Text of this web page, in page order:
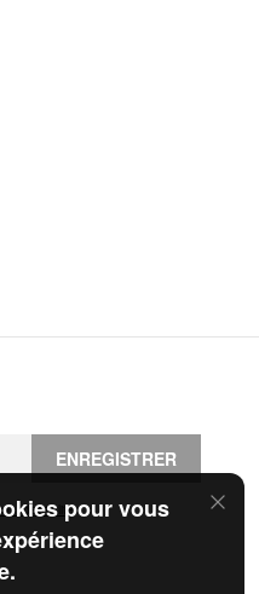
pour vous
ENREGISTRER
.